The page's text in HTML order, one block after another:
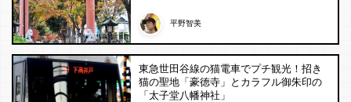
平野智美
東急世田谷線の猫電車でプチ観光！招き
猫の聖地「豪徳寺」とカラフル御朱印の
「太子堂八幡神社」